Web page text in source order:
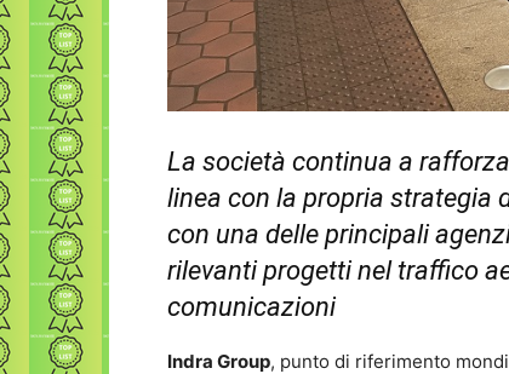
La società continua a
linea con la propria strategia
con una delle principali
rilevanti progetti nel traffico
comunicazioni
Indra Group, punto di riferimento